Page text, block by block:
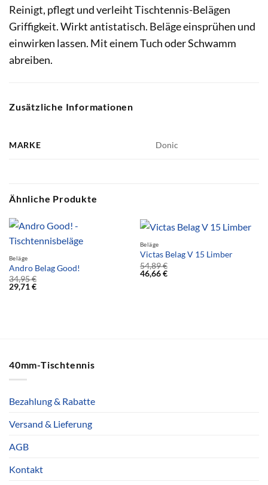
Reinigt, pflegt und verleiht Tischtennis-Belägen
Griffigkeit. Wirkt antistatisch. Beläge einsprühen und
einwirken lassen. Mit einem Tuch oder Schwamm
abreiben.
Zusätzliche Informationen
MARKE Donic
Ähnliche Produkte
Beläge
Andro Belag Good!
34,95€
29,71€
Beläge
Victas Belag V 15 Limber
54,89€
46,66€
40mm-Tischtennis
Bezahlung & Rabatte
Versand & Lieferung
AGB
Kontakt